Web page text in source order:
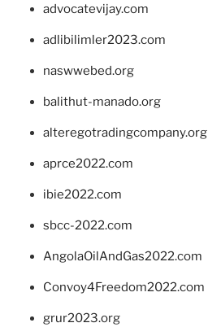
advocatevijay.com
adlibilimler2023.com
naswwebed.org
balithut-manado.org
alteregotradingcompany.org
aprce2022.com
ibie2022.com
sbcc-2022.com
AngolaOilAndGas2022.com
Convoy4Freedom2022.com
grur2023.org